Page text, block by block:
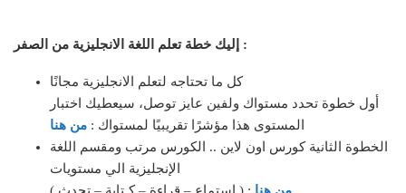
إليك خطة تعلم اللغة الانجليزية من الصفر :
كل ما تحتاجه لتعلم الانجليزية مجانًا
أول خطوة تحدد مستواك ولفين عايز توصل، سيعطيك اختبار
المستوى هذا مؤشرًا تقريبيًا لمستواك : من هنا
الخطوة الثانية كورس اون لاين .. الكورس مرتب ومقسم اللغة
الإنجليزية الي مستويات